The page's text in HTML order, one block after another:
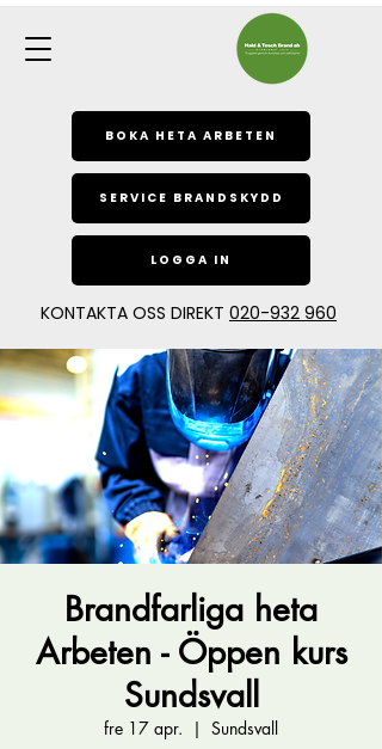
BOKA HETA ARBETEN
SERVICE BRANDSKYDD
LOGGA IN
KONTAKTA OSS DIREKT 020-932 960
Brandfarliga heta
Arbeten - Öppen kurs
Sundsvall
fre 17 apr.
  |
Sundsvall